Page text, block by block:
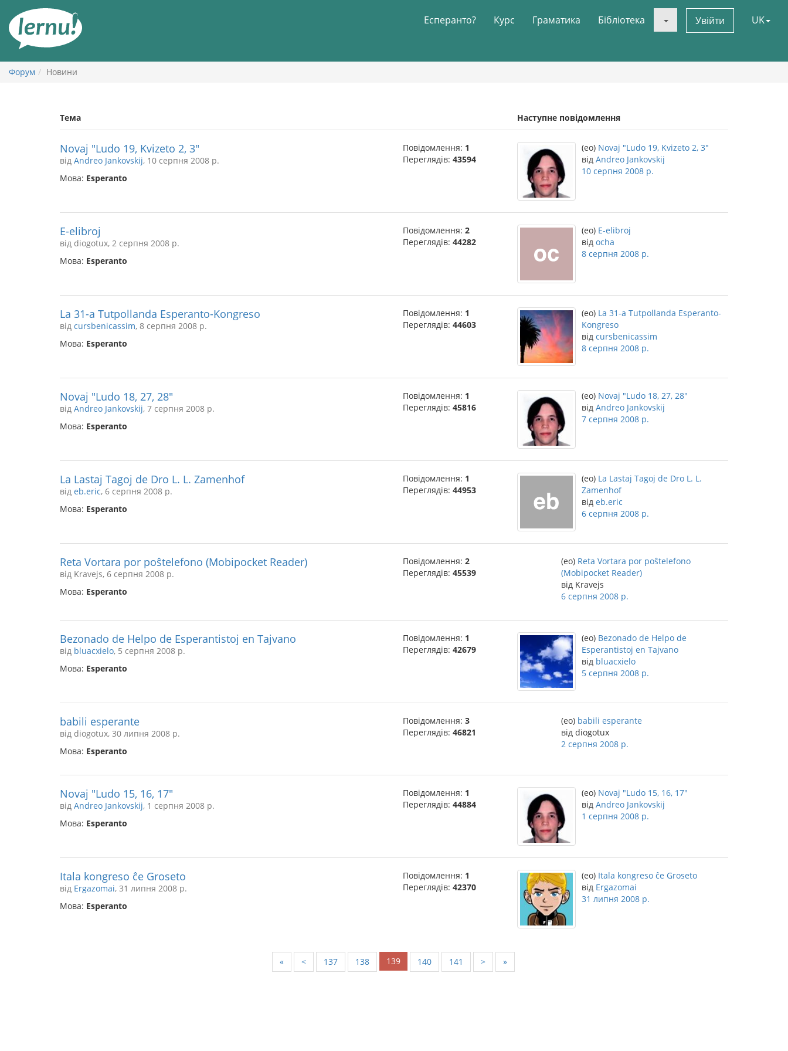
змісту
Есперанто? Курс Граматика Бібліотека Увійти UK
Форум Новини
Тема Наступне повідомлення
Novaj "Ludo 19, Kvizeto 2, 3"
від Andreo Jankovskij, 10 серпня 2008 р.
Мова: Esperanto
Повідомлення: 1
Переглядів: 43594
(eo) Novaj "Ludo 19, Kvizeto 2, 3"
від Andreo Jankovskij
10 серпня 2008 р.
E-elibroj
від diogotux, 2 серпня 2008 р.
Мова: Esperanto
Повідомлення: 2
Переглядів: 44282
(eo) E-elibroj
від ocha
8 серпня 2008 р.
La 31-a Tutpollanda Esperanto-Kongreso
від cursbenicassim, 8 серпня 2008 р.
Мова: Esperanto
Повідомлення: 1
Переглядів: 44603
(eo) La 31-a Tutpollanda Esperanto-
Kongreso
від cursbenicassim
8 серпня 2008 р.
Novaj "Ludo 18, 27, 28"
від Andreo Jankovskij, 7 серпня 2008 р.
Мова: Esperanto
Повідомлення: 1
Переглядів: 45816
(eo) Novaj "Ludo 18, 27, 28"
від Andreo Jankovskij
7 серпня 2008 р.
La Lastaj Tagoj de Dro L. L. Zamenhof
від eb.eric, 6 серпня 2008 р.
Мова: Esperanto
Повідомлення: 1
Переглядів: 44953
(eo) La Lastaj Tagoj de Dro L. L.
Zamenhof
від eb.eric
6 серпня 2008 р.
Reta Vortara por poŝtelefono (Mobipocket Reader)
від Kravejs, 6 серпня 2008 р.
Мова: Esperanto
Повідомлення: 2
Переглядів: 45539
(eo) Reta Vortara por poŝtelefono
(Mobipocket Reader)
від Kravejs
6 серпня 2008 р.
Bezonado de Helpo de Esperantistoj en Tajvano
від bluacxielo, 5 серпня 2008 р.
Мова: Esperanto
Повідомлення: 1
Переглядів: 42679
(eo) Bezonado de Helpo de
Esperantistoj en Tajvano
від bluacxielo
5 серпня 2008 р.
babili esperante
від diogotux, 30 липня 2008 р.
Мова: Esperanto
Повідомлення: 3
Переглядів: 46821
(eo) babili esperante
від diogotux
2 серпня 2008 р.
Novaj "Ludo 15, 16, 17"
від Andreo Jankovskij, 1 серпня 2008 р.
Мова: Esperanto
Повідомлення: 1
Переглядів: 44884
(eo) Novaj "Ludo 15, 16, 17"
від Andreo Jankovskij
1 серпня 2008 р.
Itala kongreso ĉe Groseto
від Ergazomai, 31 липня 2008 р.
Мова: Esperanto
Повідомлення: 1
Переглядів: 42370
(eo) Itala kongreso ĉe Groseto
від Ergazomai
31 липня 2008 р.
« < 137 138 139 140 141 > »